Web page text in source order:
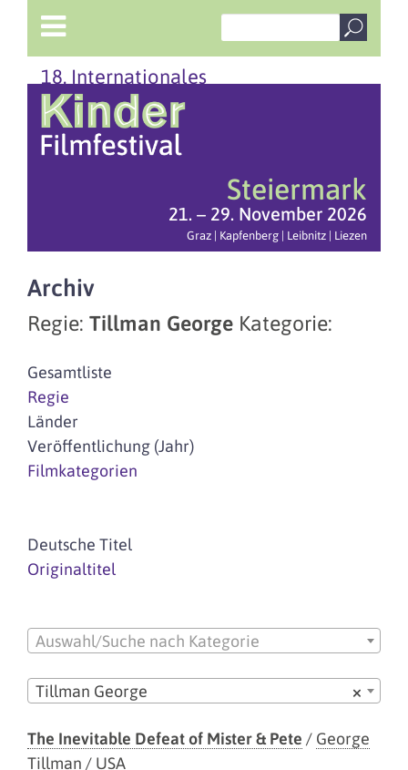
18. Internationales
Steiermark
21. – 29. November 2026
Graz | Kapfenberg | Leibnitz | Liezen
Archiv
Regie: Tillman George Kategorie:
Gesamtliste
Regie
Länder
Veröffentlichung (Jahr)
Filmkategorien
Deutsche Titel
Originaltitel
Auswahl/Suche nach Kategorie
×
Tillman George
The Inevitable Defeat of Mister & Pete / George
Tillman / USA